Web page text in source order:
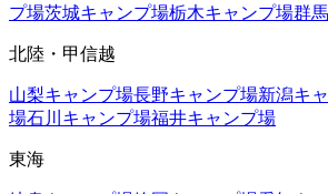
プ場茨城キャンプ場栃木キャンプ場群馬
北陸・甲信越
山梨キャンプ場長野キャンプ場新潟キ
場石川 キャンプ場福井キャンプ場
東海